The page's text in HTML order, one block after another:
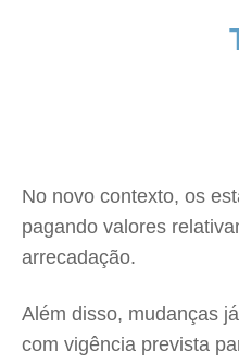
No novo contexto, os
pagando valores
arrecadação.
Além disso, mudanças
com vigência prevista